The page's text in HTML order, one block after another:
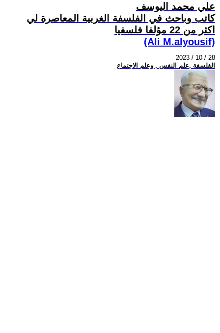
علي محمد اليوسف
كاتب وباحث في الفلسفة الغربية المعاصرة لي
اكثر من 22 مؤلفا فلسفيا
(Ali M.alyousif)
2023 / 10 / 28
الفلسفة ,علم النفس , وعلم الاجتماع